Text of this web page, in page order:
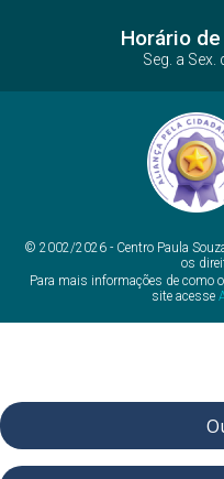
Horário
Seg. a
© 2002/2026 - Centro Paula
os
Para mais informações de como
site acesse